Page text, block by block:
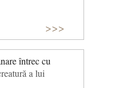
>>>
întrec cu
a lui